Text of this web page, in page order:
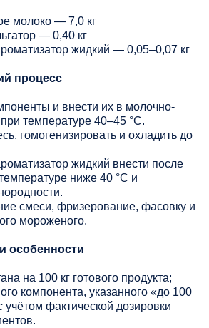
молоко — 7,0 кг
— 0,40 кг
жидкий — 0,05–0,07 кг
процесс
и внести их в молочно-
температуре 40–45 °C.
гомогенизировать и охладить до
жидкий внести после
ниже 40 °C и
смеси, фризерование, фасовку и
мороженого.
особенности
на 100 кг готового продукта;
компонента, указанного «до 100
учётом фактической дозировки